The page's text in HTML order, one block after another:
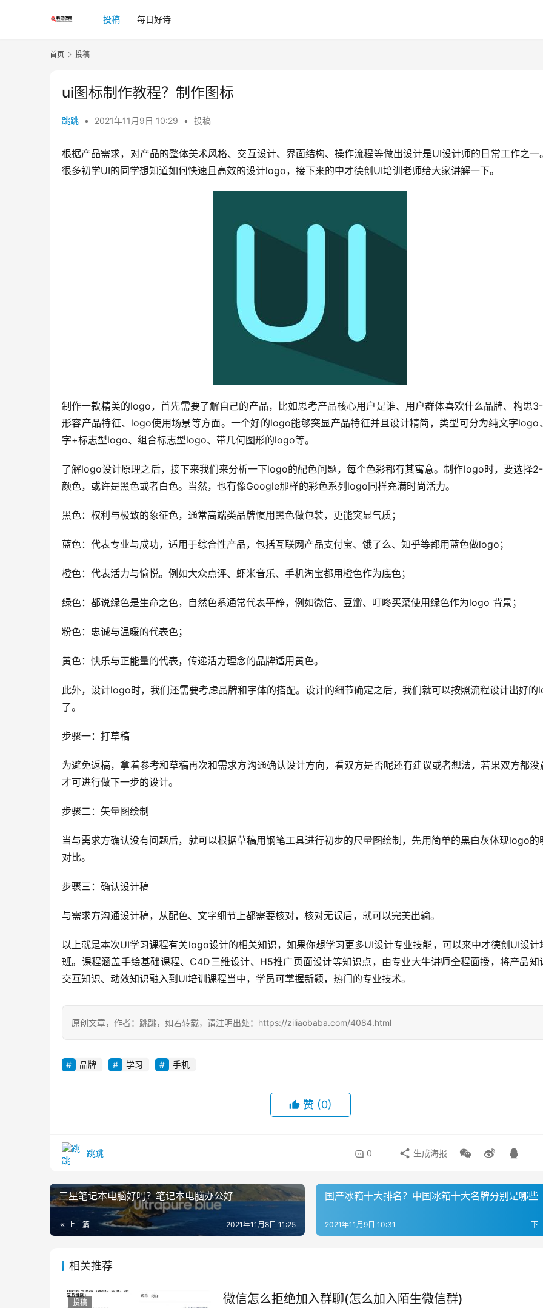
投稿 每日好诗
首页 投稿
ui图标制作教程？制作图标
跳跳 • 2021年11月9日 10:29 • 投稿
根据产品需求，对产品的整体美术风格、交互设计、界面结构、操作流程等做出设计是UI设计师的日常工作之一
很多初学UI的同学想知道如何快速且高效的设计logo，接下来的中才德创UI培训老师给大家讲解一下。
制作一款精美的logo，首先需要了解自己的产品，比如思考产品核心用户是谁、用户群体喜欢什么品牌、构思
形容产品特征、logo使用场景等方面。一个好的logo能够突显产品特征并且设计精简，类型可分为纯文字logo
字+标志型logo、组合标志型logo、带几何图形的logo等。
了解logo设计原理之后，接下来我们来分析一下logo的配色问题，每个色彩都有其寓意。制作logo时，要选择
颜色，或许是黑色或者白色。当然，也有像Google那样的彩色系列logo同样充满时尚活力。
黑色：权利与极致的象征色，通常高端类品牌惯用黑色做包装，更能突显气质；
蓝色：代表专业与成功，适用于综合性产品，包括互联网产品支付宝、饿了么、知乎等都用蓝色做logo；
橙色：代表活力与愉悦。例如大众点评、虾米音乐、手机淘宝都用橙色作为底色；
绿色：都说绿色是生命之色，自然色系通常代表平静，例如微信、豆瓣、叮咚买菜使用绿色作为logo 背景；
粉色：忠诚与温暖的代表色；
黄色：快乐与正能量的代表，传递活力理念的品牌适用黄色。
此外，设计logo时，我们还需要考虑品牌和字体的搭配。设计的细节确定之后，我们就可以按照流程设计出好的
了。
步骤一：打草稿
为避免返槁，拿着参考和草稿再次和需求方沟通确认设计方向，看双方是否呢还有建议或者想法，若果双方都没
才可进行做下一步的设计。
步骤二：矢量图绘制
当与需求方确认没有问题后，就可以根据草稿用钢笔工具进行初步的尺量图绘制，先用简单的黑白灰体现logo的
对比。
步骤三：确认设计稿
与需求方沟通设计稿，从配色、文字细节上都需要核对，核对无误后，就可以完美出输。
以上就是本次UI学习课程有关logo设计的相关知识，如果你想学习更多UI设计专业技能，可以来中才德创UI设计
班。课程涵盖手绘基础课程、C4D三维设计、H5推广页面设计等知识点，由专业大牛讲师全程面授，将产品知
交互知识、动效知识融入到UI培训课程当中，学员可掌握新颖，热门的专业技术。
原创文章，作者：跳跳，如若转载，请注明出处：https://ziliaobaba.com/4084.html
品牌 学习 手机
赞 (0)
跳跳 0 生成海报
三星笔记本电脑好吗？笔记本电脑办公好
上一篇 2021年11月8日 11:25
国产冰箱十大排名？中国冰箱十大名牌分别是哪些
下
2021年11月9日 10:31
相关推荐
投稿 微信怎么拒绝加入群聊(怎么加入陌生微信群)